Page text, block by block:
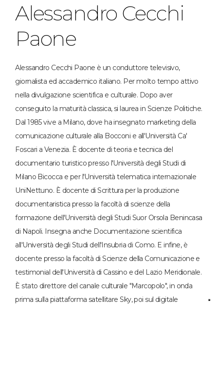
Alessandro Cecchi
Paone
Alessandro Cecchi Paone è un conduttore televisivo,
giornalista ed accademico italiano. Per molto tempo attivo
nella divulgazione scientifica e culturale. Dopo aver
conseguito la maturità classica, si laurea in Scienze Politiche.
Dal 1985 vive a Milano, dove ha insegnato marketing della
comunicazione culturale alla Bocconi e all'Università Ca'
Foscari a Venezia. È docente di teoria e tecnica del
documentario turistico presso l'Università degli Studi di
Milano Bicocca e per l'Università telematica internazionale
UniNettuno. È docente di Scrittura per la produzione
documentaristica presso la facoltà di scienze della
formazione dell'Università degli Studi Suor Orsola Benincasa
di Napoli. Insegna anche Documentazione scientifica
all'Università degli Studi dell'Insubria di Como. E infine, è
docente presso la facoltà di Scienze della Comunicazione e
testimonial dell'Università di Cassino e del Lazio Meridionale.
È stato direttore del canale culturale "Marcopolo", in onda
prima sulla piattaforma satellitare Sky, poi sul digitale